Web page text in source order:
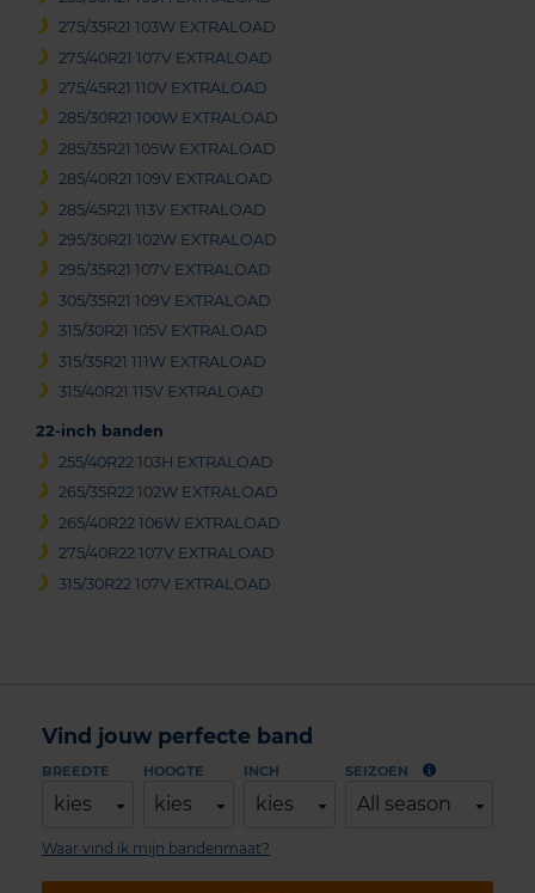
275/35R21 103W EXTRALOAD
275/40R21 107V EXTRALOAD
275/45R21 110V EXTRALOAD
285/30R21 100W EXTRALOAD
285/35R21 105W EXTRALOAD
285/40R21 109V EXTRALOAD
285/45R21 113V EXTRALOAD
295/30R21 102W EXTRALOAD
295/35R21 107V EXTRALOAD
305/35R21 109V EXTRALOAD
315/30R21 105V EXTRALOAD
315/35R21 111W EXTRALOAD
315/40R21 115V EXTRALOAD
22-inch banden
255/40R22 103H EXTRALOAD
265/35R22 102W EXTRALOAD
265/40R22 106W EXTRALOAD
275/40R22 107V EXTRALOAD
315/30R22 107V EXTRALOAD
Vind jouw perfecte band
BREEDTE
kies
HOOGTE
kies
INCH
kies
SEIZOEN
All season
Waar vind ik mijn bandenmaat?